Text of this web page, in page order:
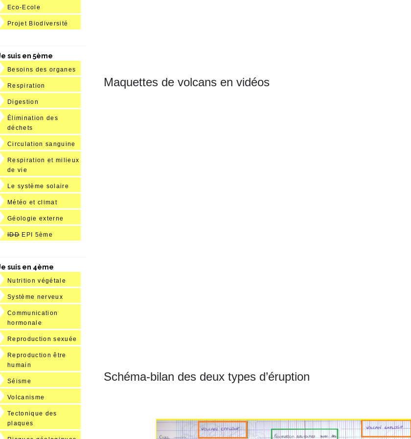
Maquettes de volcans en vidéos
Schéma-bilan des deux types d’éruption
Eco-Ecole
Projet Biodiversité
suis en 5ème
Besoins des organes
Respiration
Digestion
Élimination des
déchets
Circulation sanguine
Respiration et milieux
de vie
Le système solaire
Météo et climat
Géologie externe
IDD EPI 5ème
suis en 4ème
Nutrition végétale
Système nerveux
Communication
hormonale
Reproduction sexuée
Reproduction être
humain
Séisme
Volcanisme
Tectonique des
plaques